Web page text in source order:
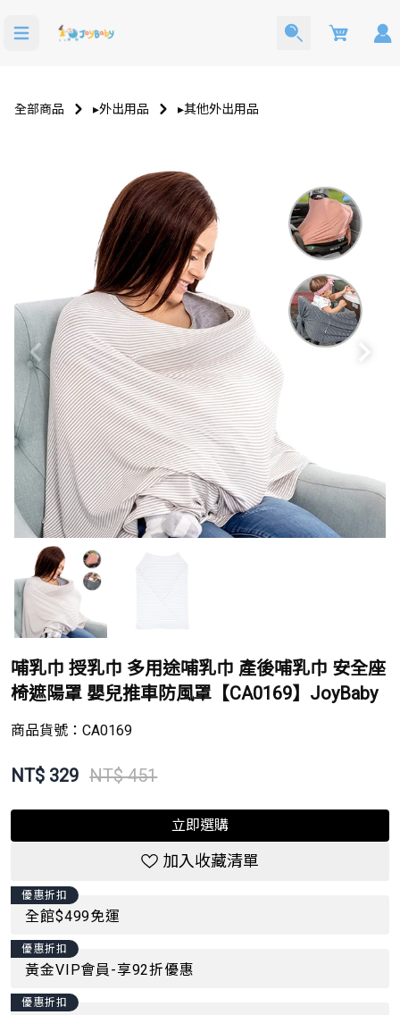
Cart
全部商品 ▸外出用品 ▸其他外出用品
哺乳巾 授乳巾 多用途哺乳巾 產後哺乳巾 安全座
椅遮陽罩 嬰兒推車防風罩【CA0169】JoyBaby
商品貨號：CA0169
NT$ 329 NT$ 451
立即選購
加入收藏清單
優惠折扣
全館$499免運
優惠折扣
黃金VIP會員-享92折優惠
優惠折扣